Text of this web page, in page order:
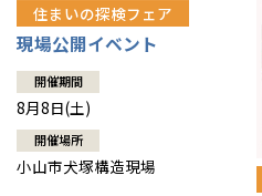
住まいの探検フェア
現場公開イベント
開催期間
8月8日(土)
開催場所
小山市犬塚構造現場